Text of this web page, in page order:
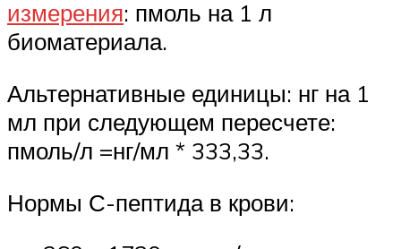
измерения: пмоль на 1 л
биоматериала.
Альтернативные единицы: нг на 1
мл при следующем пересчете:
пмоль/л =нг/мл * 333,33.
Нормы С-пептида в крови: